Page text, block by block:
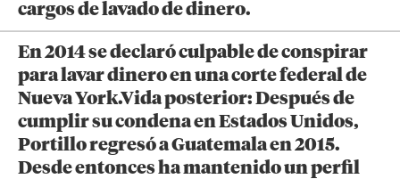
cargos de lavado de dinero.
En 2014 se declaró culpable de conspirar
para lavar dinero en una corte federal de
Nueva York.Vida posterior: Después de
cumplir su condena en Estados Unidos,
Portillo regresó a Guatemala en 2015.
Desde entonces ha mantenido un perfil